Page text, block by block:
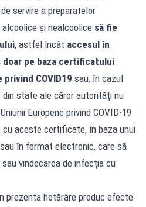
servire a preparatelor
și nealcoolice să fie
, astfel încât accesul în
doar pe baza certificatului
COVID19 sau, în cazul
state ale căror autorități nu
Europene privind COVID-19
aceste certificate, în baza unui
în format electronic, care să
vindecarea de infecția cu
prezenta hotărâre produc efecte